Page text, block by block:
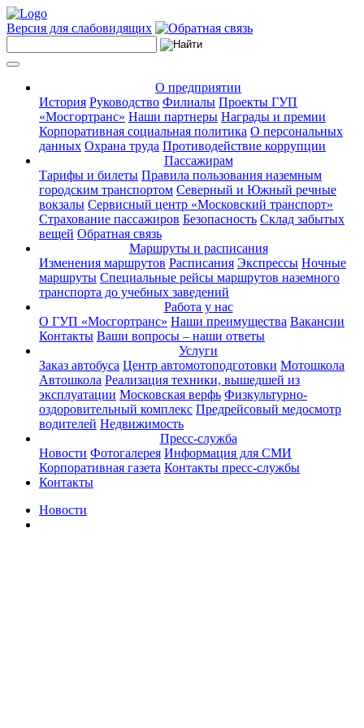
Версия для слабовидящих
О предприятии
История Руководство Филиалы Проекты ГУП
«Мосгортранс» Наши партнеры Награды и премии
Корпоративная социальная политика О персональных
данных Охрана труда Противодействие коррупции
Пассажирам
Тарифы и билеты Правила пользования наземным
городским транспортом Северный и Южный речные
вокзалы Сервисный центр «Московский транспорт»
Страхование пассажиров Безопасность Склад забытых
вещей Обратная связь
Маршруты и расписания
Изменения маршрутов Расписания Экспрессы Ночные
маршруты Специальные рейсы маршрутов наземного
транспорта до учебных заведений
Работа у нас
О ГУП «Мосгортранс» Наши преимущества Вакансии
Контакты Ваши вопросы – наши ответы
Услуги
Заказ автобуса Центр автомотоподготовки Мотошкола
Автошкола Реализация техники, вышедшей из
эксплуатации Московская верфь Физкультурно-
оздоровительный комплекс Предрейсовый медосмотр
водителей Недвижимость
Пресс-служба
Новости Фотогалерея Информация для СМИ
Корпоративная газета Контакты пресс-службы
Контакты
Новости